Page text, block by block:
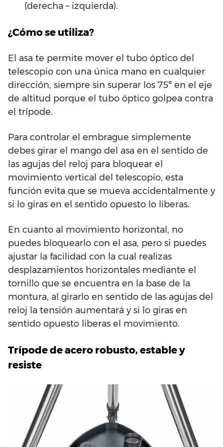
(derecha – izquierda).
¿Cómo se utiliza?
El asa te permite mover el tubo óptico del
telescopio con una única mano en cualquier
dirección, siempre sin superar los 75º en el eje
de altitud porque el tubo óptico golpea contra
el trípode.
Para controlar el embrague simplemente
debes girar el mango del asa en el sentido de
las agujas del reloj para bloquear el
movimiento vertical del telescopio, esta
función evita que se mueva accidentalmente y
si lo giras en el sentido opuesto lo liberas.
En cuanto al movimiento horizontal, no
puedes bloquearlo con el asa, pero si puedes
ajustar la facilidad con la cual realizas
desplazamientos horizontales mediante el
tornillo que se encuentra en la base de la
montura, al girarlo en sentido de las agujas del
reloj la tensión aumentará y si lo giras en
sentido opuesto liberas el movimiento.
Trípode de acero robusto, estable y
resiste